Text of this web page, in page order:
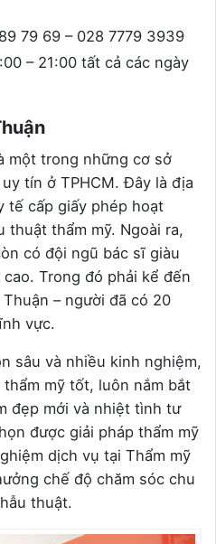
79 69 – 028 7779 3939
– 21:00 tất cả các ngày
một trong những cơ sở
tín ở TPHCM. Đây là địa
tế cấp giấy phép hoạt
thẩm mỹ. Ngoài ra,
có đội ngũ bác sĩ giàu
Trong đó phải kể đến
– người đã có 20
vực.
sâu và nhiều kinh nghiệm,
mỹ tốt, luôn nắm bắt
đẹp mới và nhiệt tình tư
được giải pháp thẩm mỹ
dịch vụ tại Thẩm mỹ
chế độ chăm sóc chu
thuật.